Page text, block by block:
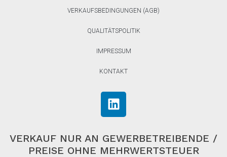
VERKAUFSBEDINGUNGEN (AGB)
QUALITÄTSPOLITIK
IMPRESSUM
KONTAKT
VERKAUF NUR AN GEWERBETREIBENDE /
PREISE OHNE MEHRWERTSTEUER